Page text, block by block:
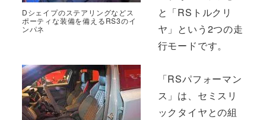
Dシェイプのステアリングなどス
ポーティな装備を備えるRS3のイ
ンパネ
と「RSトルクリ
ヤ」という2つの走
行モードです。
「RSパフォーマン
ス」は、セミスリ
ックタイヤとの組